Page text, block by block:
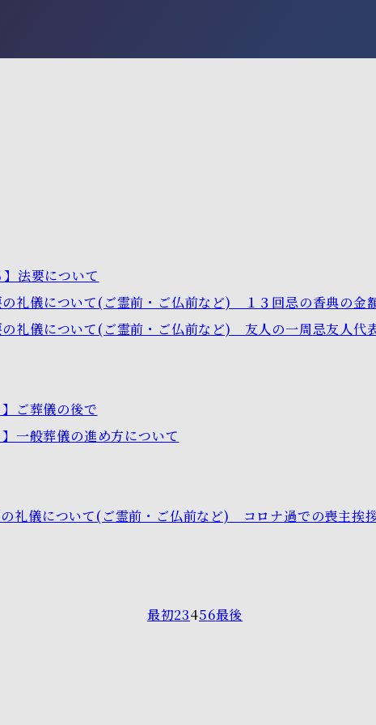
】法要について
礼儀について(ご霊前・ご仏前など) １３回忌の香典の金
礼儀について(ご霊前・ご仏前など) 友人の一周忌友人代
ご葬儀の後で
】一般葬儀の進め方について
礼儀について(ご霊前・ご仏前など) コロナ過での喪主挨
最初23456最後